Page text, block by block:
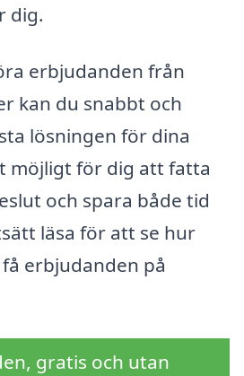
dig.
erbjudanden från
kan du snabbt och
lösningen för dina
möjligt för dig att fatta
och spara både tid
läsa för att se hur
erbjudanden på
gratis och utan